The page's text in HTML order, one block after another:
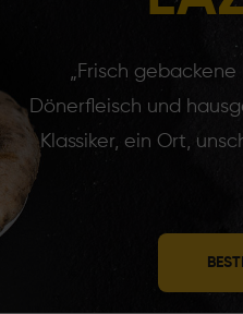
„Frisch
Dönerfleisch und
Klassiker, ein Ort,